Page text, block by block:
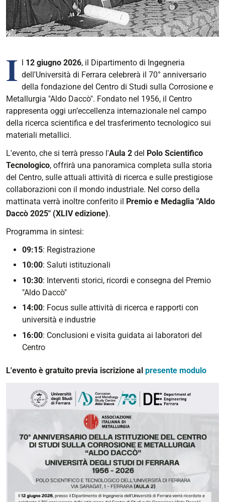
I l 12 giugno 2026, il Dipartimento di Ingegneria
dell'Università di Ferrara celebrerà il 70° anniversario
della fondazione del Centro di Studi sulla Corrosione e
Metallurgia "Aldo Daccò". Fondato nel 1956, il Centro
rappresenta oggi un’eccellenza internazionale nel campo
della ricerca scientifica e del trasferimento tecnologico sui
materiali metallici.
L'evento, che si terrà presso l'Aula 2 del Polo Scientifico
Tecnologico, offrirà una panoramica completa sulla storia
del Centro, sulle attuali attività di ricerca e sulle prestigiose
collaborazioni con il mondo industriale. Nel corso della
mattinata verrà inoltre conferito il Premio e Medaglia "Aldo
Daccò 2025" (XLIV edizione).
Programma in sintesi:
09:15: Registrazione
10:00: Saluti istituzionali
10:30: Interventi storici, ricordi e consegna del Premio
"Aldo Daccò"
14:00: Focus sulle attività di ricerca e rapporti con
università e industrie
16:00: Conclusioni e visita guidata ai laboratori del
Centro
L'evento è gratuito previa iscrizione al presente modulo